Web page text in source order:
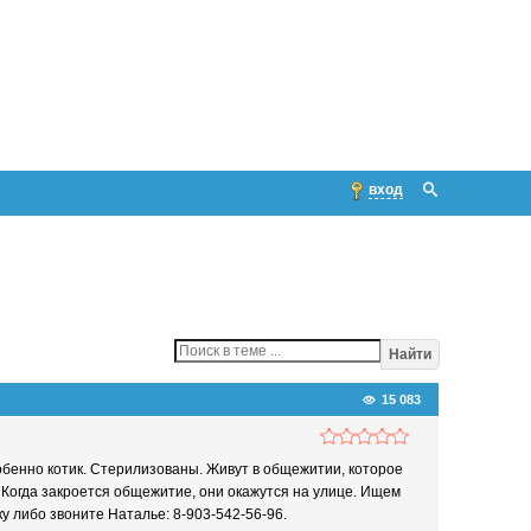
вход
Найти
15 083
котик. Стерилизованы. Живут в общежитии, которое
закроется общежитие, они окажутся на улице. Ищем
звоните Наталье: 8-903-542-56-96.